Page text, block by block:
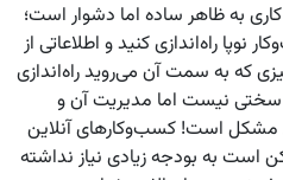
به ظاهر ساده اما دشوار است؛
راه‌اندازی کنید و اطلاعاتی از
که به سمت آن می‌روید راه‌اندازی
سختی نیست اما مدیریت آن و
است! کسب‌وکارهای آنلاین
به بودجه زیادی نیاز نداشته